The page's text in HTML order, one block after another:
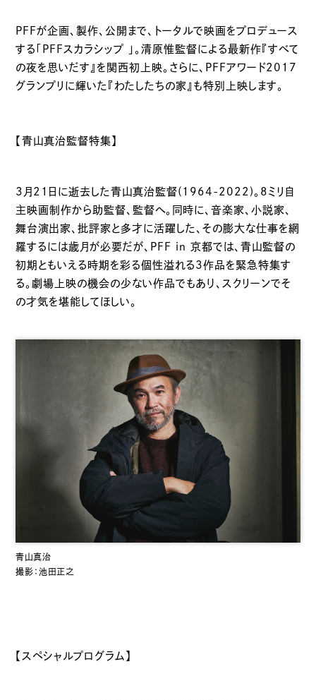
PFFが企画、製作、公開まで、トータルで映画をプロデュース
する「PFFスカラシップ 」。清原惟監督による最新作『すべて
の夜を思いだす』を関西初上映。さらに、PFFアワード2017
グランプリに輝いた『わたしたちの家』も特別上映します。
【青山真治監督特集】
青山真治
撮影：池田正之
3月21日に逝去した青山真治監督(1964-2022)。8ミリ自
主映画制作から助監督、監督へ。同時に、音楽家、小説家、
舞台演出家、批評家と多才に活躍した、その膨大な仕事を網
羅するには歳月が必要だが、PFF in 京都では、青山監督の
初期ともいえる時期を彩る個性溢れる3作品を緊急特集す
る。劇場上映の機会の少ない作品でもあり、スクリーンでそ
の才気を堪能してほしい。
【スペシャルプログラム】